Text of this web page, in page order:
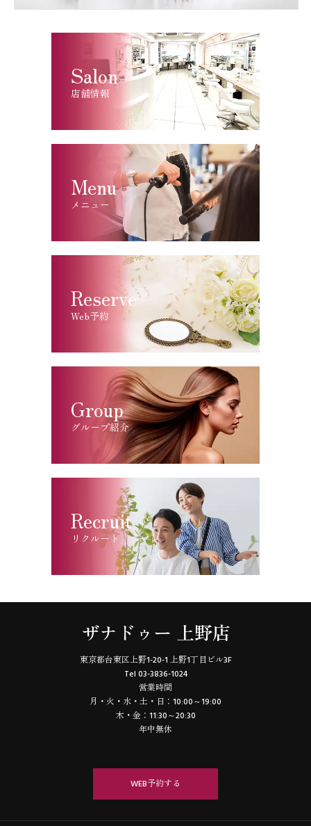
Salon
店舗情報
Menu
メニュー
Reserve
Web予約
Group
グループ紹介
Recruit
リクルート
ザナドゥー 上野店
東京都台東区上野1-20-1 上野1丁目ビル3F
Tel 03-3836-1024
営業時間
月・火・水・土・日：10:00～19:00
木・金：11:30～20:30
年中無休
WEB予約する